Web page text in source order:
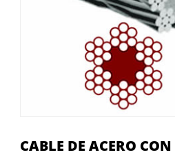
CABLE DE ACERO